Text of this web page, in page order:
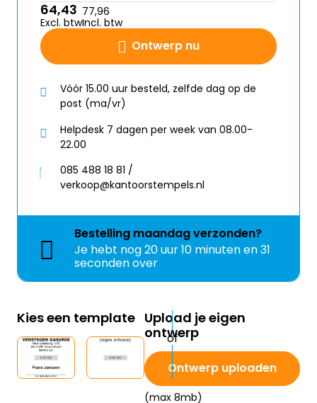
Ontwerp nu
64,43
Excl. btw
77,96
Incl. btw
Vóór 15.00 uur besteld, zelfde dag op de
post (ma/vr)
Helpdesk 7 dagen per week van 08.00-
22.00
085 488 18 81 /
verkoop@kantoorstempels.nl
Bestelling maandagverzonden?
Je hebt nog20 uur 10 minuten en 31
seconden over
Kies een template Upload je eigen
ontwerp
Ontwerp uploaden
(max 8mb)